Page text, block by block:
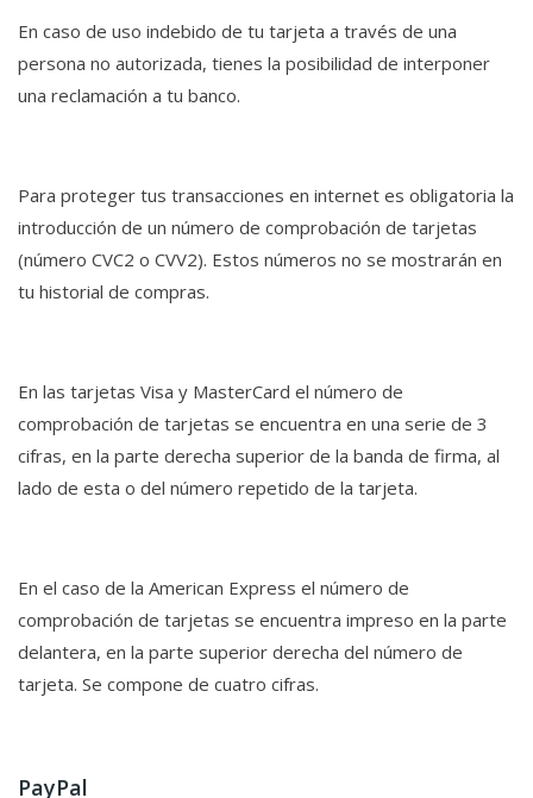
En caso de uso indebido de tu tarjeta a través de una
persona no autorizada, tienes la posibilidad de interponer
una reclamación a tu banco.
Para proteger tus transacciones en internet es obligatoria la
introducción de un número de comprobación de tarjetas
(número CVC2 o CVV2). Estos números no se mostrarán en
tu historial de compras.
En las tarjetas Visa y MasterCard el número de
comprobación de tarjetas se encuentra en una serie de 3
cifras, en la parte derecha superior de la banda de firma, al
lado de esta o del número repetido de la tarjeta.
En el caso de la American Express el número de
comprobación de tarjetas se encuentra impreso en la parte
delantera, en la parte superior derecha del número de
tarjeta. Se compone de cuatro cifras.
PayPal